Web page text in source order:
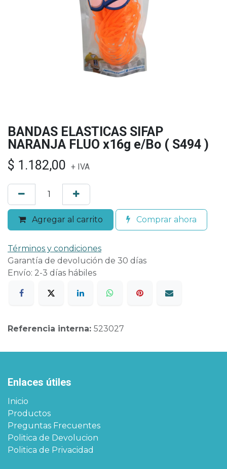
BANDAS ELASTICAS SIFAP
NARANJA FLUO x16g e/Bo ( S494 )
$ 1.182,00 + IVA
Agregar al carrito Comprar ahora
Términos y condiciones
Garantía de devolución de 30 días
Envío: 2-3 días hábiles
Referencia interna: 523027
Enlaces útiles
Inicio
Productos
Preguntas Frecuentes
Politica de Devolucion
Politica de Privacidad